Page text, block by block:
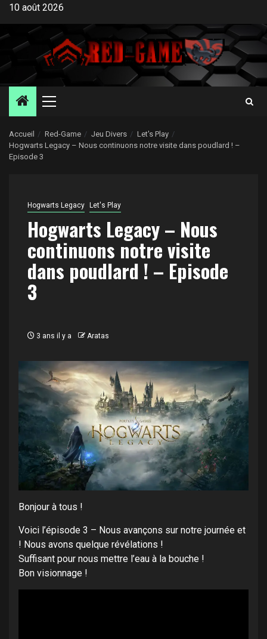
Aller
contenu
10 août 2026
Menu
Accueil Red-Game Jeu Divers
Let's Play
Hogwarts Legacy – Nous continuons notre visite dans poudlard ! –
Episode 3
Hogwarts Legacy Let's Play
Hogwarts Legacy – Nous
continuons notre visite
dans poudlard ! – Episode
3
3 ans il y a Aratas
Bonjour à tous !
Voici l’épisode 3 – Nous avançons sur notre journée et
! Nous avons quelque révélations !
Suffisant pour nous mettre l’eau à la bouche !
Bon visionnage !